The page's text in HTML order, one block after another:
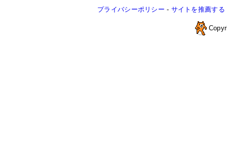
プライバシーポリシー - サイトを推薦する